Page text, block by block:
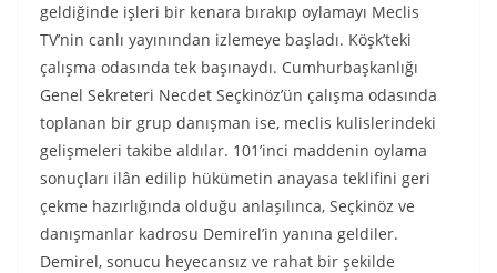
geldiğinde işleri bir kenara bırakıp oylamayı Meclis
TV’nin canlı yayınından izlemeye başladı. Köşk’teki
çalışma odasında tek başınaydı. Cumhurbaşkanlığı
Genel Sekreteri Necdet Seçkinöz’ün çalışma odasında
toplanan bir grup danışman ise, meclis kulislerindeki
gelişmeleri takibe aldılar. 101’inci maddenin oylama
sonuçları ilân edilip hükümetin anayasa teklifini geri
çekme hazırlığında olduğu anlaşılınca, Seçkinöz ve
danışmanlar kadrosu Demirel’in yanına geldiler.
Demirel, sonucu heyecansız ve rahat bir şekilde